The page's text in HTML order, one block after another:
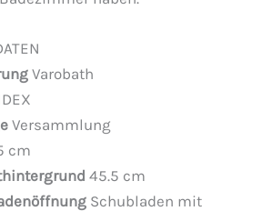
Varobath
Versammlung
cm
45.5 cm
Schubladen mit